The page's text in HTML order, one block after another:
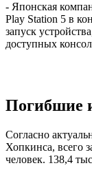
- Японская
Play Station 5 в
запуск
доступных
Погибшие
Согласно
Хопкинса, всего
человек. 138,4